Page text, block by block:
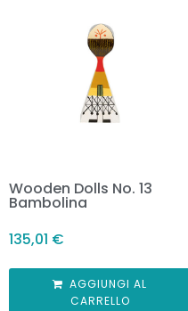
Wooden Dolls No. 13
Bambolina
135,01 €
AGGIUNGI AL
CARRELLO